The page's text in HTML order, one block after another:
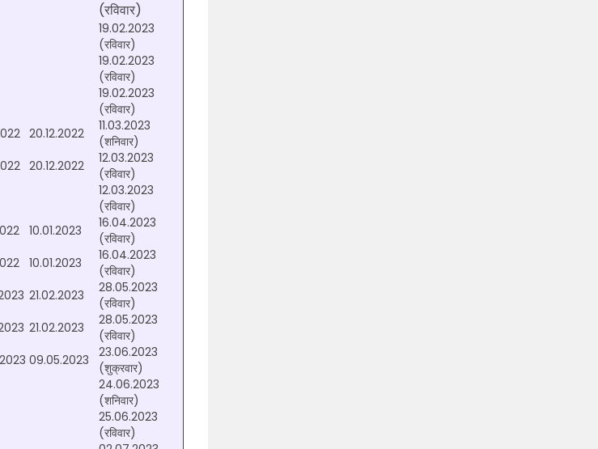
(रविवार)
19.02.2023
(रविवार)
19.02.2023
(रविवार)
19.02.2023
(रविवार)
20.12.2022
11.03.2023
(शनिवार)
20.12.2022
12.03.2023
(रविवार)
12.03.2023
(रविवार)
10.01.2023
16.04.2023
(रविवार)
10.01.2023
16.04.2023
(रविवार)
21.02.2023
28.05.2023
(रविवार)
21.02.2023
28.05.2023
(रविवार)
09.05.2023
23.06.2023
(शुक्रवार)
24.06.2023
(शनिवार)
25.06.2023
(रविवार)